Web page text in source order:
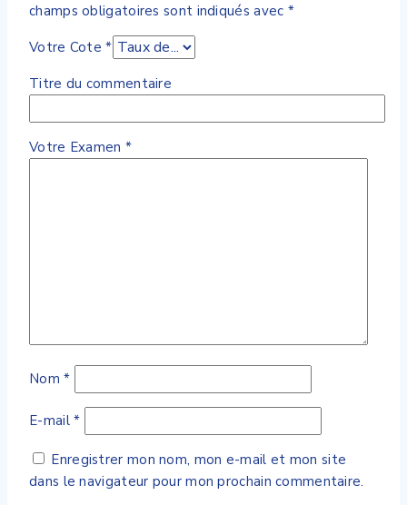
champs obligatoires sont indiqués avec *
Votre Cote*
Titre du commentaire
Votre Examen *
Nom*
E-mail*
Enregistrer mon nom, mon e-mail et mon site
dans le navigateur pour mon prochain commentaire.